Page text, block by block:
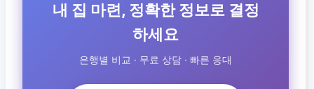
내 집 마련, 정확한 정보로 결정
하세요
은행별 비교 · 무료 상담 · 빠른 응대